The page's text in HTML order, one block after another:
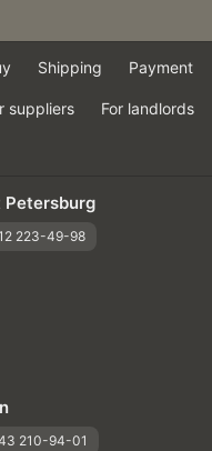
Shipping Payment
suppliers For landlords
Petersburg
223-49-98
210-94-01